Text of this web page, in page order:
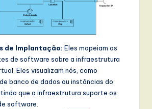
de Implantação: Eles mapeiam os
de software sobre a infraestrutura
Eles visualizam nós, como
banco de dados ou instâncias do
que a infraestrutura suporte os
software.